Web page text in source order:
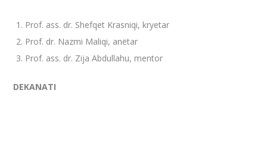
Prof. ass. dr. Shefqet Krasniqi, kryetar
Prof. dr. Nazmi Maliqi, anëtar
Prof. ass. dr. Zija Abdullahu, mentor
DEKANATI